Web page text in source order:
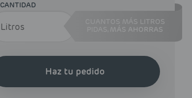
CANTIDAD
CUANTOS MÁS LITROS
MÁS AHORRAS
Haz tu pedido